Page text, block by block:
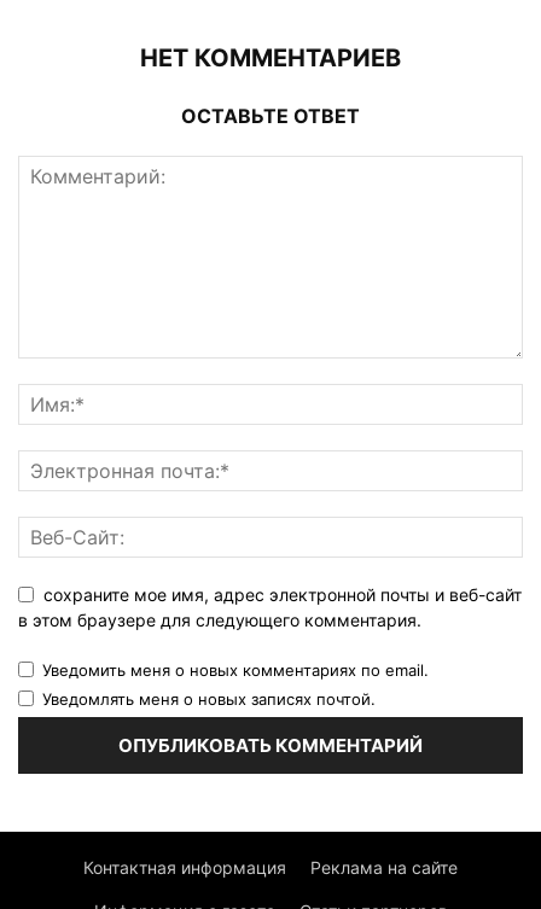
НЕТ КОММЕНТАРИЕВ
ОСТАВЬТЕ ОТВЕТ
сохраните мое имя, адрес электронной почты и веб-сайт
в этом браузере для следующего комментария.
Уведомить меня о новых комментариях по email.
Уведомлять меня о новых записях почтой.
Контактная информация Реклама на сайте